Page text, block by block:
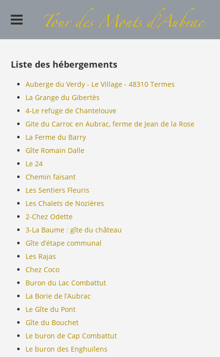
Liste des hébergements
Auberge du Verdy - Le Village - 48310 Termes
La Grange du Gibertès
4-Le refuge de Chantelouve
Gite du Carroc en Aubrac, ferme de Jean de la Rose
La Ferme du Barry
Gîte Romain Dalle
Le 24
Chemin faisant
Les Sentiers Fleuris
Les Chalets de Nozières
2-Chez Odette
3-La Baume : gîte du château
Gîte d’étape communal
Les Rajas
Chez Coco
Buron du Lac Combattut
La Borie de l’Aubrac
Le Gîte du Pont
Gîte du Bouchet
Le buron de Cap Combattut
Le buron des Enghuilens